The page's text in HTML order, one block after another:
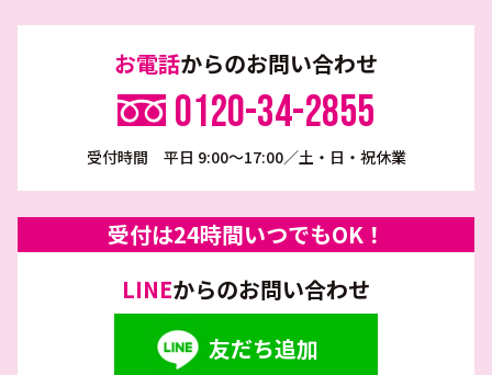
お電話からのお問い合わせ
0120-34-2855
受付時間 平日 9:00～17:00／土・日・祝休業
受付は24時間いつでもOK！
LINEからのお問い合わせ
友だち追加